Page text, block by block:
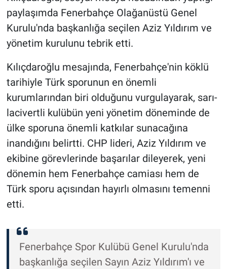
paylaşımda Fenerbahçe Olağanüstü Genel
Kurulu'nda başkanlığa seçilen Aziz Yıldırım ve
yönetim kurulunu tebrik etti.
Kılıçdaroğlu mesajında, Fenerbahçe'nin köklü
tarihiyle Türk sporunun en önemli
kurumlarından biri olduğunu vurgulayarak, sarı-
lacivertli kulübün yeni yönetim döneminde de
ülke sporuna önemli katkılar sunacağına
inandığını belirtti. CHP lideri, Aziz Yıldırım ve
ekibine görevlerinde başarılar dileyerek, yeni
dönemin hem Fenerbahçe camiası hem de
Türk sporu açısından hayırlı olmasını temenni
etti.
Fenerbahçe Spor Kulübü Genel Kurulu'nda
başkanlığa seçilen Sayın Aziz Yıldırım'ı ve